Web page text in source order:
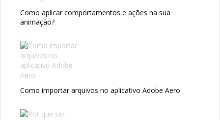
Como aplicar comportamentos e ações na sua
animação?
Como importar arquivos no aplicativo Adobe Aero